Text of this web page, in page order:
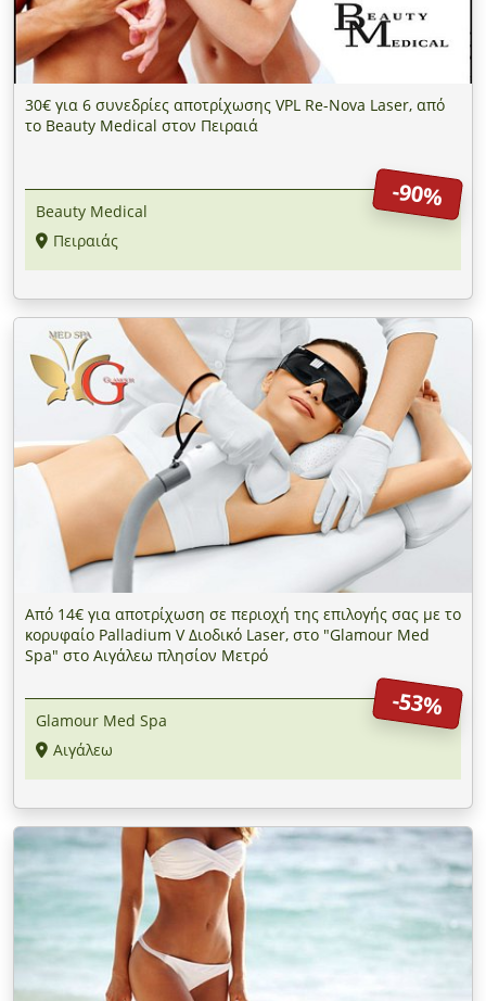
30€ για 6 συνεδρίες αποτρίχωσης VPL Re-Nova Laser, από
το Beauty Medical στον Πειραιά
-90%
Beauty Medical
Πειραιάς
Από 14€ για αποτρίχωση σε περιοχή της επιλογής σας με το
κορυφαίο Palladium V Διοδικό Laser, στο "Glamour Med
Spa" στο Αιγάλεω πλησίον Μετρό
-53%
Glamour Med Spa
Αιγάλεω